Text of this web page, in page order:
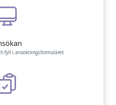
fyll i ansökningsformuläret